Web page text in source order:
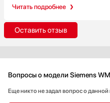
Читать подробнее
таких объемных вещей - все
функциональности, бережного
Оставить отзыв
Вопросы о модели Siemens
Еще никто не задал вопрос о